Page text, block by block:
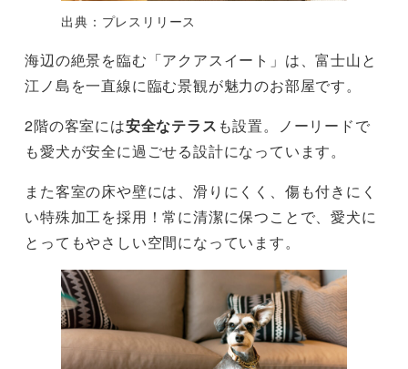
出典：プレスリリース
海辺の絶景を臨む「アクアスイート」は、富士山と
江ノ島を一直線に臨む景観が魅力のお部屋です。
2階の客室には安全なテラス も設置。ノーリードで
も愛犬が安全に過ごせる設計になっています。
また客室の床や壁には、滑りにくく、傷も付きにく
い特殊加工を採用！常に清潔に保つことで、愛犬に
とってもやさしい空間になっています。